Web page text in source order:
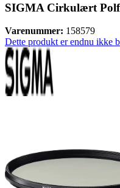
SIGMA Cirkulært
Varenummer: 158579
Dette produkt er endnu ikke